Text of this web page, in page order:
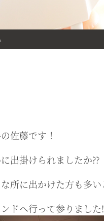
佐藤です！
出掛けられましたか⁇
所に出かけた方も多い
ドへ行って参りました